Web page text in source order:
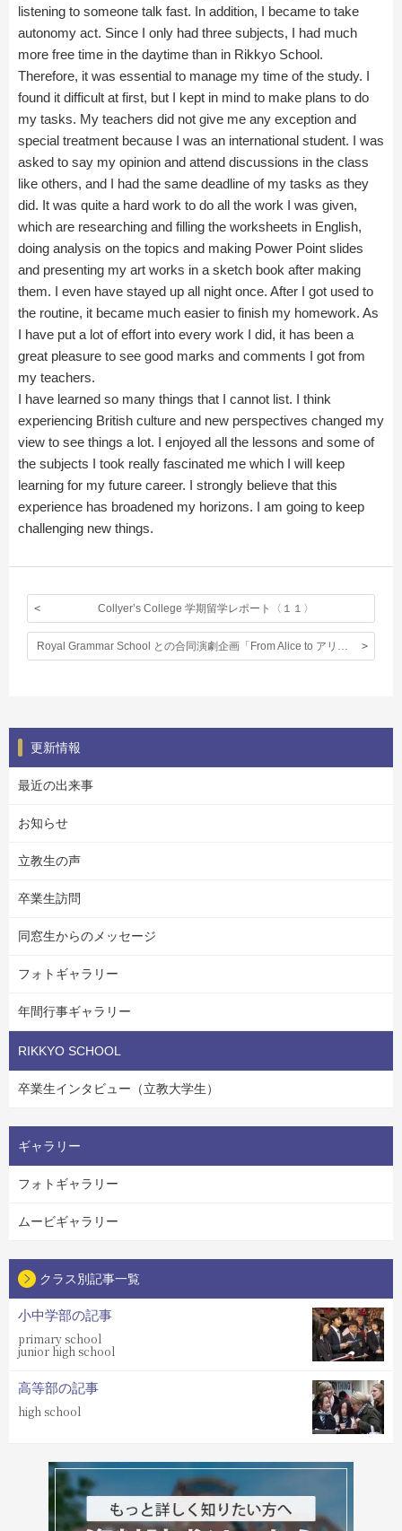
listening to someone talk fast. In addition, I became to take
autonomy act. Since I only had three subjects, I had much
more free time in the daytime than in Rikkyo School.
Therefore, it was essential to manage my time of the study. I
found it difficult at first, but I kept in mind to make plans to do
my tasks. My teachers did not give me any exception and
special treatment because I was an international student. I was
asked to say my opinion and attend discussions in the class
like others, and I had the same deadline of my tasks as they
did. It was quite a hard work to do all the work I was given,
which are researching and filling the worksheets in English,
doing analysis on the topics and making Power Point slides
and presenting my art works in a sketch book after making
them. I even have stayed up all night once. After I got used to
the routine, it became much easier to finish my homework. As
I have put a lot of effort into every work I did, it has been a
great pleasure to see good marks and comments I got from
my teachers.
I have learned so many things that I cannot list. I think
experiencing British culture and new perspectives changed my
view to see things a lot. I enjoyed all the lessons and some of
the subjects I took really fascinated me which I will keep
learning for my future career. I strongly believe that this
experience has broadened my horizons. I am going to keep
challenging new things.
Collyer’s College 学期留学レポート〈１１〉
更新情報
最近の出来事
お知らせ
立教生の声
卒業生訪問
同窓生からのメッセージ
フォトギャラリー
年間行事ギャラリー
RIKKYO SCHOOL
卒業生インタビュー（立教大学生）
ギャラリー
フォトギャラリー
ムービギャラリー
クラス別記事一覧
小中学部の記事
primary school
junior high school
高等部の記事
high school